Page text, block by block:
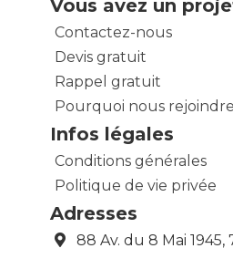
Vous avez un
Contactez-nous
Devis gratuit
Rappel gratuit
Pourquoi nous
Infos légales
Conditions générales
Politique de vie privée
Adresses
88 Av. du 8 Mai 1945,